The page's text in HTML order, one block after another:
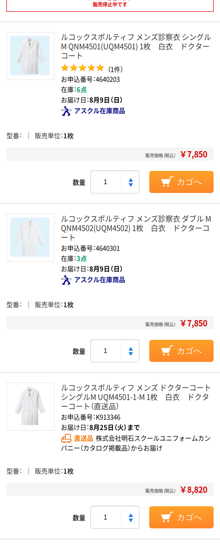
販売停止中です
ルコックスポルティフ メンズ診察衣 シングル
M QNM4501(UQM4501) 1枚 白衣 ドクター
コート
（1件）
お申込番号：4640203
在庫：6点
お届け日：8月9日（日）
アスクル在庫商品
型番 販売単位 1枚
販売価格（税込） ￥7,850
数量 カゴへ
ルコックスポルティフ メンズ診察衣 ダブル M
QNM4502(UQM4502) 1枚 白衣 ドクターコ
ート
お申込番号：4640301
在庫：3点
お届け日：8月9日（日）
アスクル在庫商品
型番 販売単位 1枚
販売価格（税込） ￥7,850
数量 カゴへ
ルコックスポルティフ メンズ ドクターコート
シングルM UQM4501-1-M 1枚 白衣 ドクタ
ーコート（直送品）
お申込番号：K913346
お届け日：8月25日（火）まで
直送品 株式会社明石スクールユニフォームカン
パニー（カタログ掲載品）からお届け
型番 販売単位 1枚
販売価格（税込） ￥8,820
数量 カゴへ